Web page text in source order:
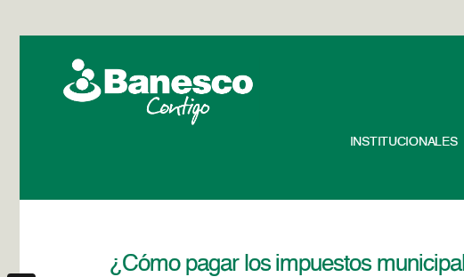
INSTITUCIONALES
¿Cómo pagar los impuestos